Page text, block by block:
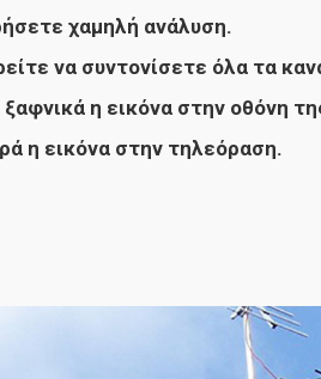
χαμηλή ανάλυση.
να συντονίσετε όλα τα
η εικόνα στην οθόνη
η εικόνα στην τηλεόραση.